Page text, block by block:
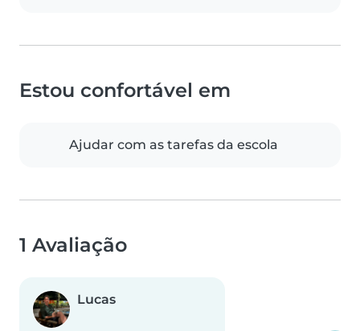
Estou confortável em
Ajudar com as tarefas da escola
1 Avaliação
Lucas